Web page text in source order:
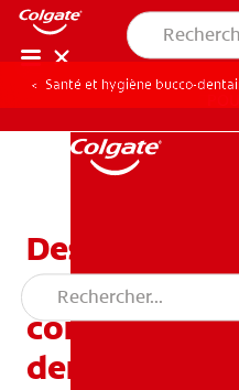
Santé et hygiène bucco-
Des taies
dents de